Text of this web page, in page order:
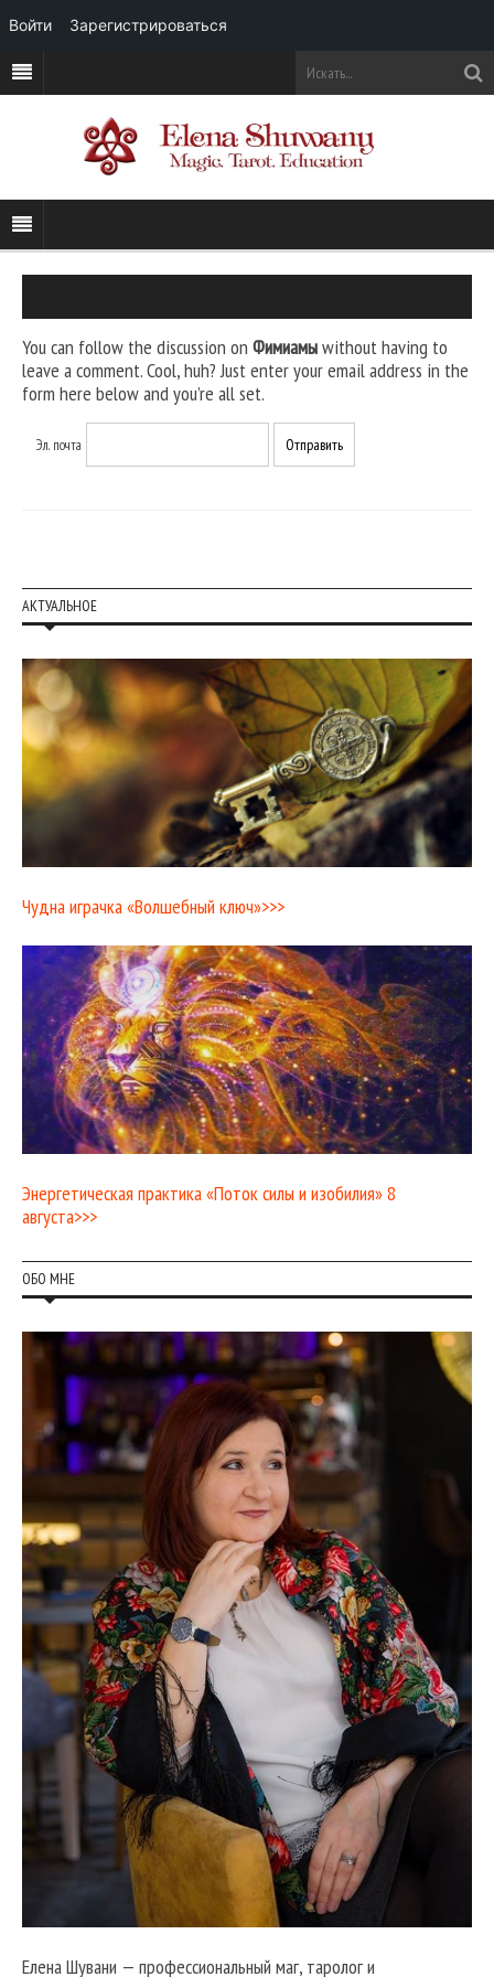
You can follow the discussion on Фимиамыwithout having to
leave a comment. Cool, huh? Just enter your email address in the
form here below and you’re all set.
Эл. почта
АКТУАЛЬНОЕ
Чудна играчка «Волшебный ключ»>>>
Энергетическая практика «Поток силы и изобилия» 8
августа>>>
ОБО МНЕ
Елена Шувани — профессиональный маг, таролог и
Войти Зарегистрироваться